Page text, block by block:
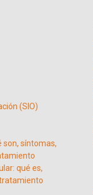
(SIO)
son, síntomas,
qué es,